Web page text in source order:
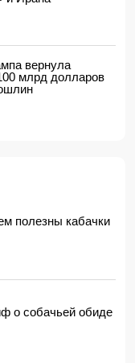
и жены в
должности посла
до 10
вернула
млрд долларов
полезны кабачки
о собачьей обиде